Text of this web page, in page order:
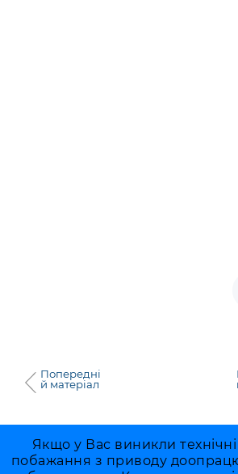
Попередні
й матеріал
Якщо у Вас виникли
побажання з приводу